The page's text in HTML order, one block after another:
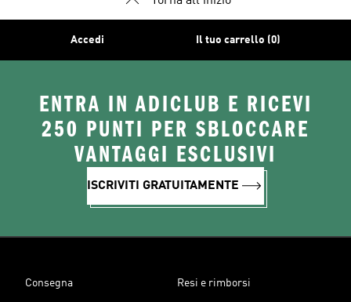
Accedi Il tuo carrello (0)
ENTRA IN ADICLUB E RICEVI
250 PUNTI PER SBLOCCARE
VANTAGGI ESCLUSIVI
ISCRIVITI GRATUITAMENTE
Consegna Resi e rimborsi